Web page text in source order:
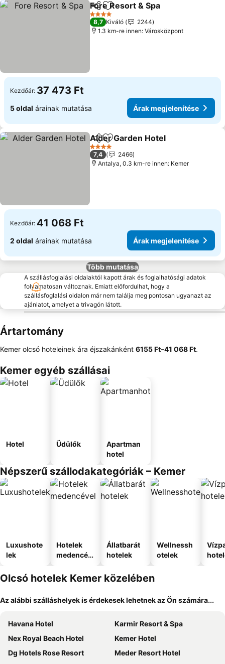
Megosztás
Hozzáadás a kedvencekhez
Fore Resort & Spa
4 Kategória
8,7 Kiváló
2244
1.3 km-re innen: Városközpont
Kezdőár: 37 473 Ft
5 oldal árainak mutatása Árak megjelenítése
MegosztásHozzáadás a kedvencekhez
Alder Garden Hotel
4 Kategória
7,4
2466
Antalya, 0.3 km-re innen: Kemer
Kezdőár: 41 068 Ft
2 oldal árainak mutatása Árak megjelenítése
Több mutatása
A szállásfoglalási oldalaktól kapott árak és foglalhatósági adatok
folyamatosan változnak. Emiatt előfordulhat, hogy a
szállásfoglalási oldalon már nem találja meg pontosan ugyanazt az
ajánlatot, amelyet a trivagón látott.
Ártartomány
Kemer olcsó hoteleinek ára éjszakánként ‎6155 Ft–‎41 068 Ft.
Kemer egyéb szállásai
Hotel Üdülők
Apartman
hotel
Népszerű szállodakategóriák – Kemer
Luxushote
lek
Hotelek
medencév
Állatbarát
hotelek
Wellnessh
otelek
Olcsó hotelek Kemer közelében
Az alábbi szálláshelyek is érdekesek lehetnek az Ön számára...
Havana Hotel
Karmir Resort & Spa
Nex Royal Beach Hotel
Kemer Hotel
Dg Hotels Rose Resort
Meder Resort Hotel